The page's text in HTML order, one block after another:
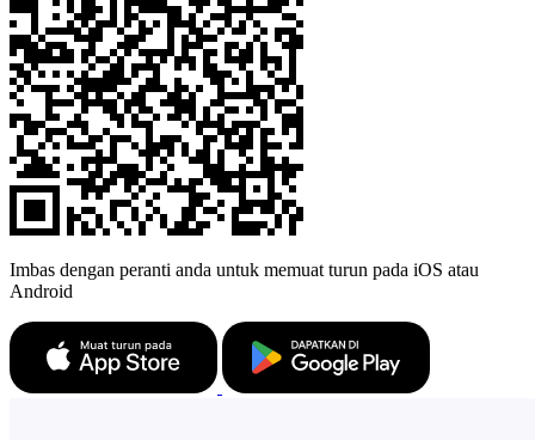
Imbas dengan peranti anda untuk memuat turun pada iOS atau
Android